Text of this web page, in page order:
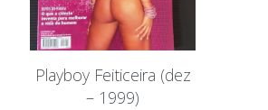
Playboy Feiticeira (dez
– 1999)